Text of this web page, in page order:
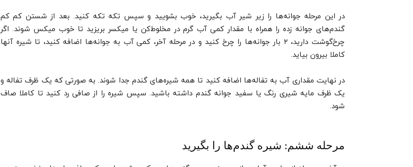
در این مرحله جوانه‌ها را زیر شیر آب بگیرید، خوب بشویید و سپس تکه تکه کنید. بعد از شستن کم کم
گندم‌های جوانه زده را همراه با مقدار کمی آب گرم در مخلوط‌کن یا میکسر بریزید تا خوب میکس شوند. اگر
چرخ‌گوشت دارید، ۲ بار جوانه‌ها را چرخ کنید و در مرحله آخر، کمی آب به جوانه‌ها اضافه کنید، تا شیره آنها
کاملا بیرون بیاید.
در نهایت مقداری آب به تفاله‌ها اضافه کنید تا همه شیره‌های گندم جدا شوند. به صورتی که یک ظرف تفاله و
یک ظرف مایه شیری رنگ یا سفید جوانه گندم داشته باشید. سپس شیره را از صافی رد کنید تا کاملا صاف
شود.
مرحله ششم: شیره گندم‌ها را بگیرید